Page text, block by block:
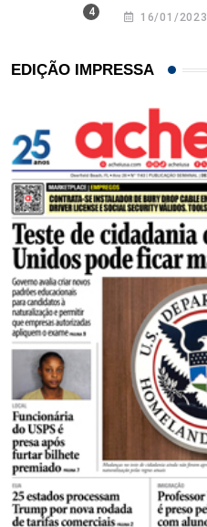
16/01/2023
EDIÇÃO IMPRESSA